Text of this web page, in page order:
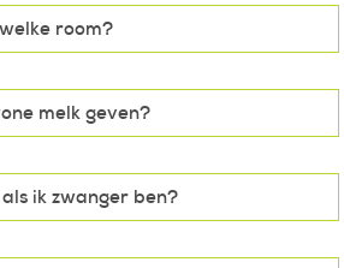
room?
melk geven?
ik zwanger ben?